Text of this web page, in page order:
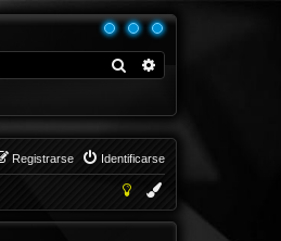
Buscar
Identificarse
Registrarse